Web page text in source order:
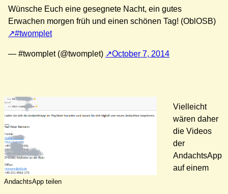
Wünsche Euch eine gesegnete Nacht, ein gutes
Erwachen morgen früh und einen schönen Tag! (OblOSB)
#twomplet
— #twomplet (@twomplet) October 7, 2014
AndachtsApp teilen
Vielleicht
wären daher
die Videos
der
AndachtsApp
auf einem